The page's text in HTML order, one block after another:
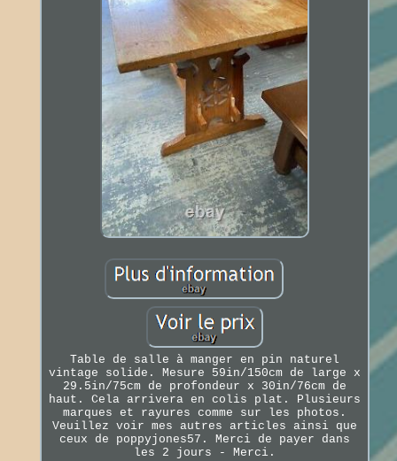
Table de salle à manger en pin naturel
vintage solide. Mesure 59in/150cm de large x
29.5in/75cm de profondeur x 30in/76cm de
haut. Cela arrivera en colis plat. Plusieurs
marques et rayures comme sur les photos.
Veuillez voir mes autres articles ainsi que
ceux de poppyjones57. Merci de payer dans
les 2 jours - Merci.